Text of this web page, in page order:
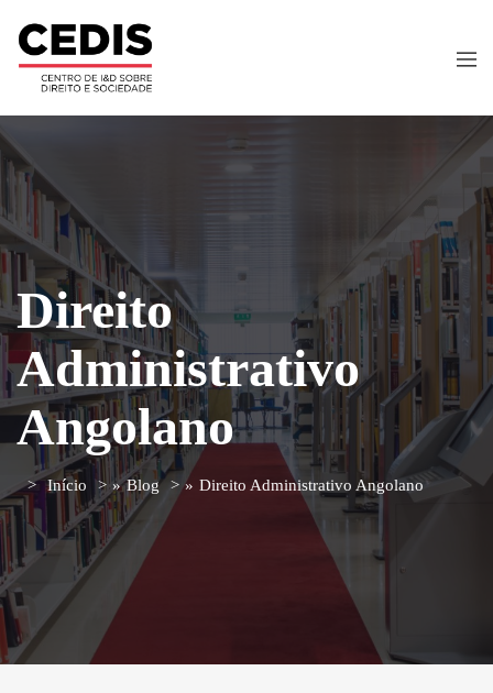
Direito
Administrativo
Angolano
Início » Blog » Direito Administrativo Angolano